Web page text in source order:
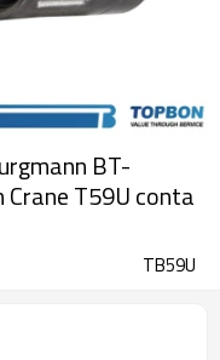
BT-
Crane T59U conta
TB59U